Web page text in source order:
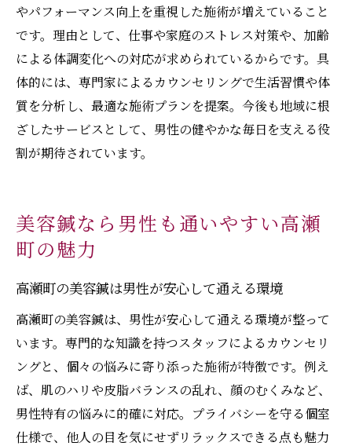
やパフォーマンス向上を重視した施術が増えていること
です。理由として、仕事や家庭のストレス対策や、加齢
による体調変化への対応が求められているからです。具
体的には、専門家によるカウンセリングで生活習慣や体
質を分析し、最適な施術プランを提案。今後も地域に根
ざしたサービスとして、男性の健やかな毎日を支える役
割が期待されています。
美容鍼なら男性も通いやすい高瀬
町の魅力
高瀬町の美容鍼は男性が安心して通える環境
高瀬町の美容鍼は、男性が安心して通える環境が整って
います。専門的な知識を持つスタッフによるカウンセリ
ングと、個々の悩みに寄り添った施術が特徴です。例え
ば、肌のハリや皮脂バランスの乱れ、顔のむくみなど、
男性特有の悩みに的確に対応。プライバシーを守る個室
仕様で、他人の目を気にせずリラックスできる点も魅力